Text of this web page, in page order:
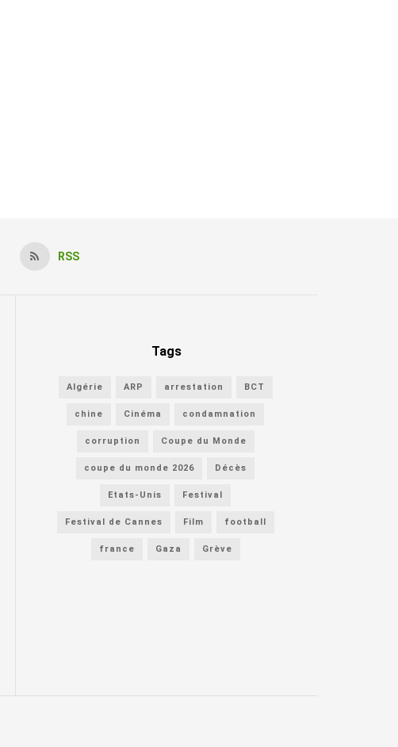
RSS
Tags
Algérie ARP arrestation BCT
chine Cinéma condamnation
corruption Coupe du Monde
coupe du monde 2026 Décès
Etats-Unis Festival
Festival de Cannes Film football
france Gaza Grève